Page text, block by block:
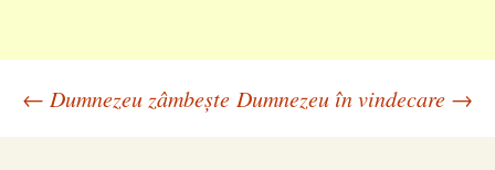
Navigare
← Dumnezeu zâmbește Dumnezeu în vindecare →